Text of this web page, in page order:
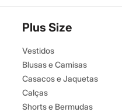
Plus Size
Vestidos
Blusas e Camisas
Casacos e Jaquetas
Calças
Shorts e Bermudas